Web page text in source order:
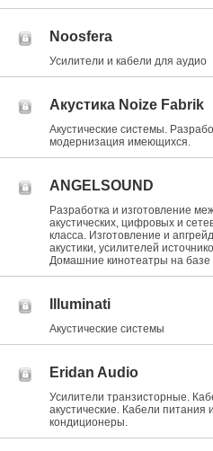
Noosfera
Усилители и кабели для аудио
Акустика Noize Fabrik
Акустические системы.
модернизация имеющихся.
ANGELSOUND
Разработка и изготовление
акустических, цифровых и
класса. Изготовление и
акустики, усилителей
Домашние кинотеатры на базе
Illuminati
Акустические системы
Eridan Audio
Усилители транзисторные.
акустические. Кабели питания
кондиционеры.